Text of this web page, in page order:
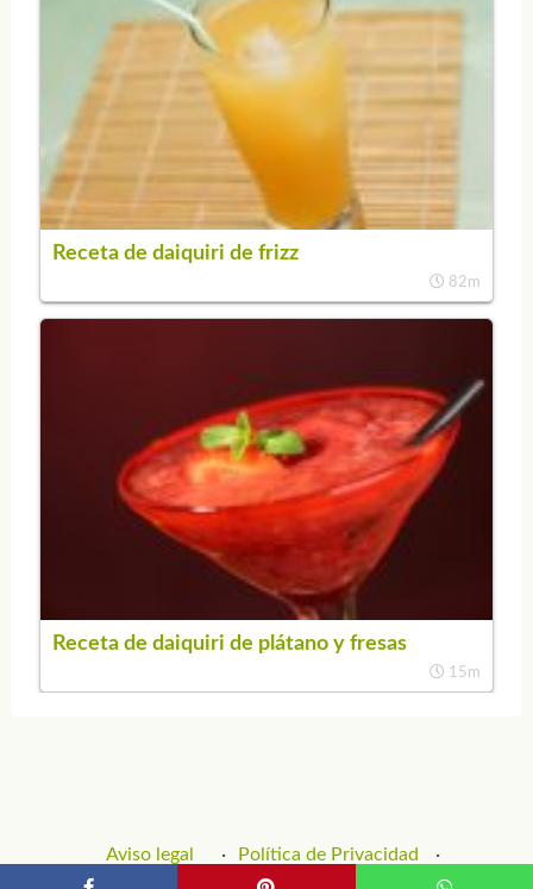
Receta de daiquiri de frizz
82m
Receta de daiquiri de plátano y fresas
15m
Aviso legal
Política de Privacidad
Política de Cookies
Contacto y Publicidad